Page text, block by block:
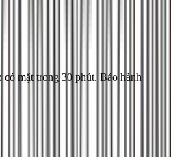
mặt trong 30 phút. Bảo hành